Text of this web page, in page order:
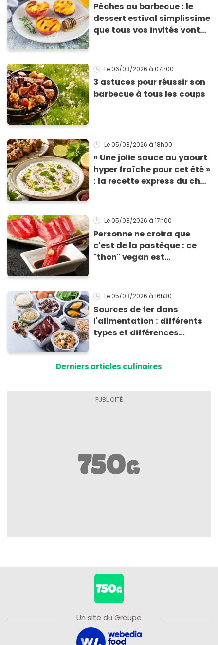
Pêches au barbecue : le
dessert estival simplissime
que tous vos invités vont
Le 06/08/2026 à 07h00
3 astuces pour réussir son
barbecue à tous les coups
Le 05/08/2026 à 18h00
« Une jolie sauce au yaourt
hyper fraîche pour cet été »
: la recette express du chef
grillades
Le 05/08/2026 à 17h00
Personne ne croira que
c'est de la pastèque : ce
"thon" vegan est
Le 05/08/2026 à 16h30
Sources de fer dans
l'alimentation : différents
types et différences
Derniers articles culinaires
Un site du Groupe